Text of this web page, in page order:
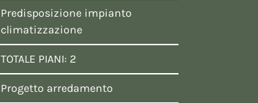
Predisposizione impianto
climatizzazione
TOTALE PIANI: 2
Progetto arredamento